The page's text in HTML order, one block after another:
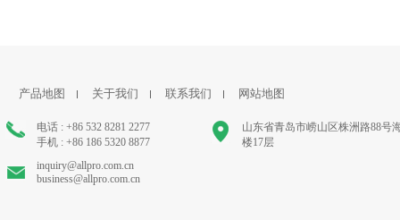
产品地图 关于我们 联系我们 网站地图
电话 : +86 532 8281 2277
手机 : +86 186 5320 8877
inquiry@allpro.com.cn
business@allpro.com.cn
山东省青岛市崂山区株洲路88号
楼17层